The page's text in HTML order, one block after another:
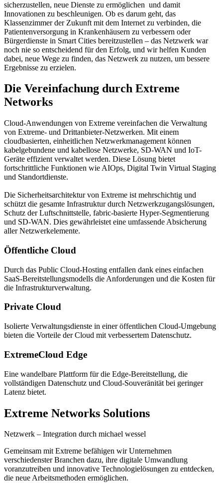
sicherzustellen, neue Dienste zu ermöglichen und damit
Innovationen zu beschleunigen. Ob es darum geht, das
Klassenzimmer der Zukunft mit dem Internet zu verbinden, die
Patientenversorgung in Krankenhäusern zu verbessern oder
Bürgerdienste in Smart Cities bereitzustellen – das Netzwerk war
noch nie so entscheidend für den Erfolg, und wir helfen Kunden
dabei, neue Wege zu finden, das Netzwerk zu nutzen, um bessere
Ergebnisse zu erzielen.
Die Vereinfachung durch Extreme
Networks
Cloud-Anwendungen von Extreme vereinfachen die Verwaltung
von Extreme- und Drittanbieter-Netzwerken. Mit einem
cloudbasierten, einheitlichen Netzwerkmanagement können
kabelgebundene und kabellose Netzwerke, SD-WAN und IoT-
Geräte effizient verwaltet werden. Diese Lösung bietet
fortschrittliche Funktionen wie AIOps, Digital Twin Virtual Staging
und Standortdienste.
Die Sicherheitsarchitektur von Extreme ist mehrschichtig und
schützt die gesamte Infrastruktur durch Netzwerkzugangslösungen,
Schutz der Luftschnittstelle, fabric-basierte Hyper-Segmentierung
und SD-WAN. Dies gewährleistet eine umfassende Absicherung
aller Netzwerkelemente.
Öffentliche Cloud
Durch das Public Cloud-Hosting entfallen dank eines einfachen
SaaS-Bereitstellungsmodells die Anforderungen und die Kosten für
die Infrastrukturverwaltung.
Private Cloud
Isolierte Verwaltungsdienste in einer öffentlichen Cloud-Umgebung
bieten die Vorteile der Cloud mit verbessertem Datenschutz.
ExtremeCloud Edge
Eine wandelbare Plattform für die Edge-Bereitstellung, die
vollständigen Datenschutz und Cloud-Souveränität bei geringer
Latenz bietet.
Extreme Networks Solutions
Netzwerk – Integration durch michael wessel
Gemeinsam mit Extreme befähigen wir Unternehmen
verschiedenster Branchen dazu, ihre digitale Umwandlung
voranzutreiben und innovative Technologielösungen zu entdecken,
die neue Arbeitsmethoden ermöglichen.